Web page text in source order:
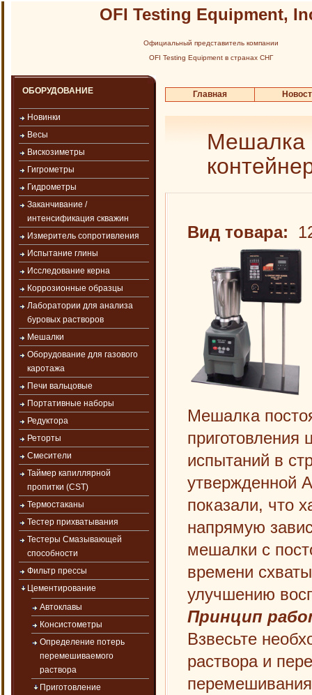
OFI Testing Equipment,
Официальный представитель компании
OFI Testing Equipment в странах СНГ
ОБОРУДОВАНИЕ
Новинки
Весы
Вискозиметры
Гигрометры
Гидрометры
Заканчивание /
интенсификация скважин
Измеритель сопротивления
Испытание глины
Исследование керна
Коррозионные образцы
Лаборатории для анализа
буровых растворов
Мешалки
Оборудование для газового
каротажа
Печи вальцовые
Портативные наборы
Редуктора
Реторты
Смесители
Таймер капиллярной
пропитки (CST)
Термостаканы
Тестер прихватывания
Тестеры Смазывающей
способности
Фильтр прессы
Цементирование
Автоклавы
Консистометры
Определение потерь
перемешиваемого
раствора
Приготовление
Главная
Мешалка
Вид товара:
Мешалка
приготовления
испытаний в
утвержденной
показали, что
напрямую
мешалки с
времени
улучшению
Принцип
Взвесьте
раствора и